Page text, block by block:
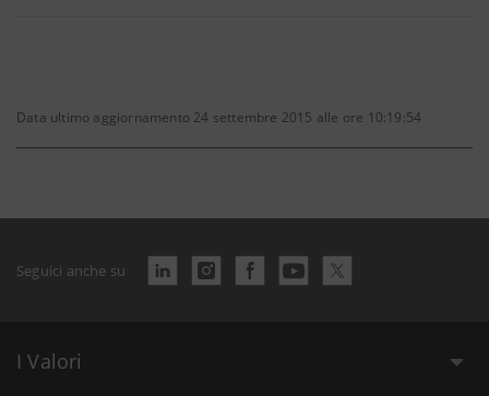
Data ultimo aggiornamento 24 settembre 2015 alle ore 10:19:54
Seguici anche su
I Valori